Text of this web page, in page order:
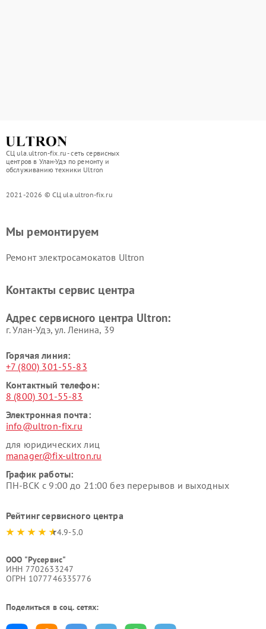
СЦ ula.ultron-fix.ru - сеть сервисных
центров в Улан-Удэ по ремонту и
обслуживанию техники Ultron
2021-2026 © СЦ ula.ultron-fix.ru
Мы ремонтируем
Ремонт электросамокатов Ultron
Контакты сервис центра
Адрес сервисного центра Ultron:
г. Улан-Удэ, ул. Ленина, 39
Горячая линия:
+7 (800) 301-55-83
Контактный телефон:
8 (800) 301-55-83
Электронная почта:
info@ultron-fix.ru
для юридических лиц
manager@fix-ultron.ru
График работы:
ПН-ВСК с 9:00 до 21:00 без перерывов и выходных
Рейтинг сервисного центра
4.9-5.0
ООО "Русервис"
ИНН 7702633247
ОГРН 1077746335776
Поделиться в соц. сетях: